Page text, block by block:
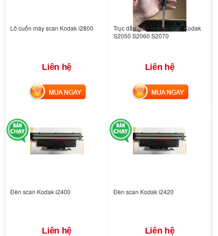
Lô cuốn máy scan Kodak i2800
Liên hệ
MUA NGAY
Trục dẫn giấy ra máy scan Kodak
S2050 S2060 S2070
Liên hệ
MUA NGAY
Đèn scan Kodak i2400
Liên hệ
Đèn scan Kodak i2420
Liên hệ